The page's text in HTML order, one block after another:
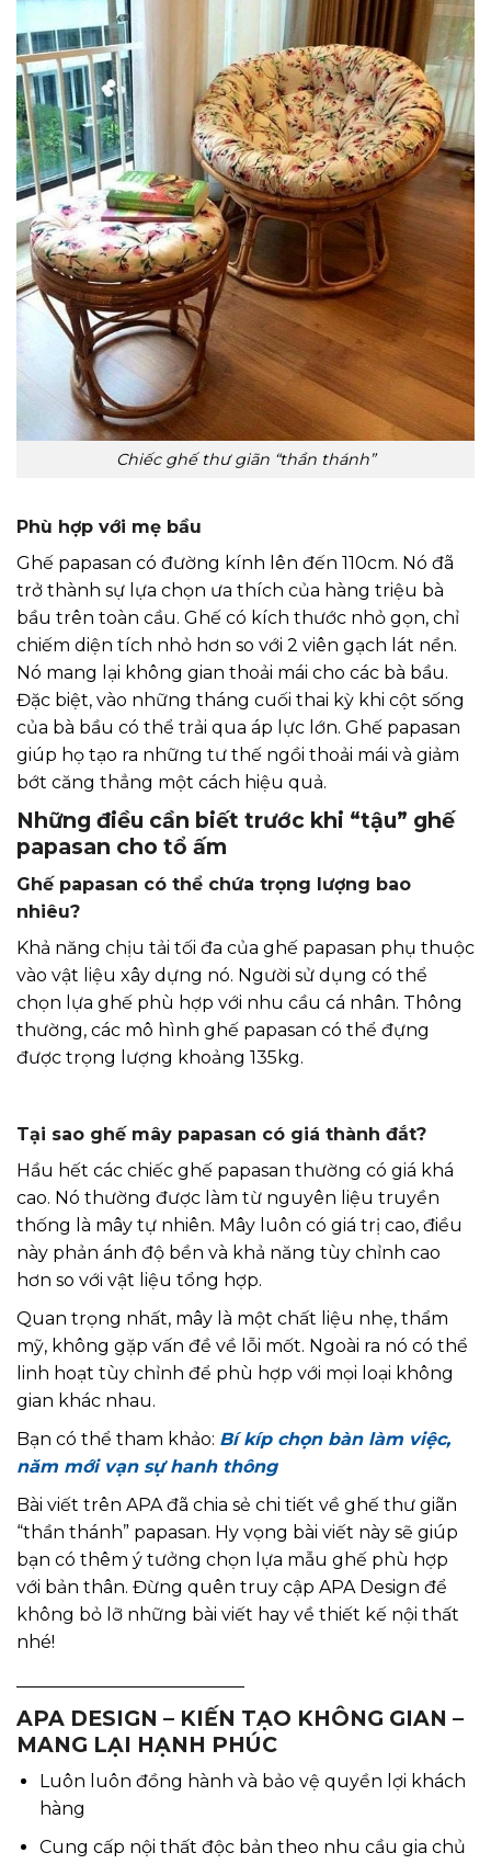
Chiếc ghế thư giãn “thần thánh”
Phù hợp với mẹ bầu
Ghế papasan có đường kính lên đến 110cm. Nó đã
trở thành sự lựa chọn ưa thích của hàng triệu bà
bầu trên toàn cầu. Ghế có kích thước nhỏ gọn, chỉ
chiếm diện tích nhỏ hơn so với 2 viên gạch lát nền.
Nó mang lại không gian thoải mái cho các bà bầu.
Đặc biệt, vào những tháng cuối thai kỳ khi cột sống
của bà bầu có thể trải qua áp lực lớn. Ghế papasan
giúp họ tạo ra những tư thế ngồi thoải mái và giảm
bớt căng thẳng một cách hiệu quả.
Những điều cần biết trước khi “tậu” ghế
papasan cho tổ ấm
Ghế papasan có thể chứa trọng lượng bao
nhiêu?
Khả năng chịu tải tối đa của ghế papasan phụ thuộc
vào vật liệu xây dựng nó. Người sử dụng có thể
chọn lựa ghế phù hợp với nhu cầu cá nhân. Thông
thường, các mô hình ghế papasan có thể đựng
được trọng lượng khoảng 135kg.
Tại sao ghế mây papasan có giá thành đắt?
Hầu hết các chiếc ghế papasan thường có giá khá
cao. Nó thường được làm từ nguyên liệu truyền
thống là mây tự nhiên. Mây luôn có giá trị cao, điều
này phản ánh độ bền và khả năng tùy chỉnh cao
hơn so với vật liệu tổng hợp.
Quan trọng nhất, mây là một chất liệu nhẹ, thẩm
mỹ, không gặp vấn đề về lỗi mốt. Ngoài ra nó có thể
linh hoạt tùy chỉnh để phù hợp với mọi loại không
gian khác nhau.
Bạn có thể tham khảo: Bí kíp chọn bàn làm việc,
năm mới vạn sự hanh thông
Bài viết trên APA đã chia sẻ chi tiết về ghế thư giãn
“thần thánh” papasan. Hy vọng bài viết này sẽ giúp
bạn có thêm ý tưởng chọn lựa mẫu ghế phù hợp
với bản thân. Đừng quên truy cập APA Design để
không bỏ lỡ những bài viết hay về thiết kế nội thất
nhé!
APA DESIGN – KIẾN TẠO KHÔNG GIAN –
MANG LẠI HẠNH PHÚC
Luôn luôn đồng hành và bảo vệ quyền lợi khách
hàng
Cung cấp nội thất độc bản theo nhu cầu gia chủ